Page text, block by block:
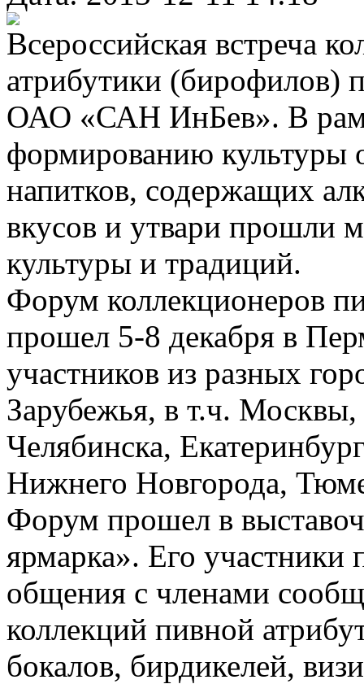
Всероссийская встреча
атрибутики (бирофилов)
ОАО «САН ИнБев». В
формированию культуры
напитков, содержащих
вкусов и утвари прошли
культуры и традиций.
Форум коллекционеров
прошел 5-8 декабря в
участников из разных
Зарубежья, в т.ч.
Челябинска,
Нижнего Новгорода,
Форум прошел в
ярмарка». Его участники
общения с членами
коллекций пивной
бокалов, бирдикелей,